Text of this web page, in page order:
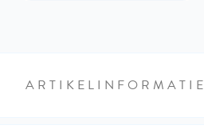
ARTIKELINFORMATIE